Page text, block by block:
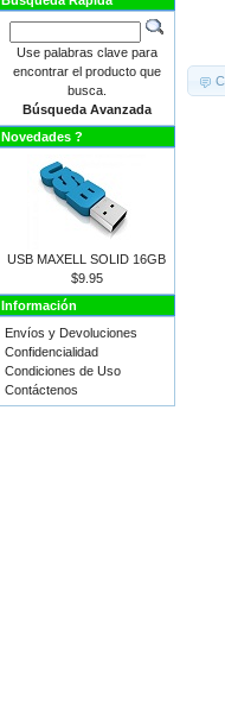
Use palabras clave para
encontrar el producto que
busca.
Búsqueda Avanzada
Novedades ?
USB MAXELL SOLID 16GB
$9.95
Información
Envíos y Devoluciones
Confidencialidad
Condiciones de Uso
Contáctenos